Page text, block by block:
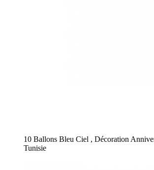
10 Ballons Bleu Ciel , Décoration
Tunisie